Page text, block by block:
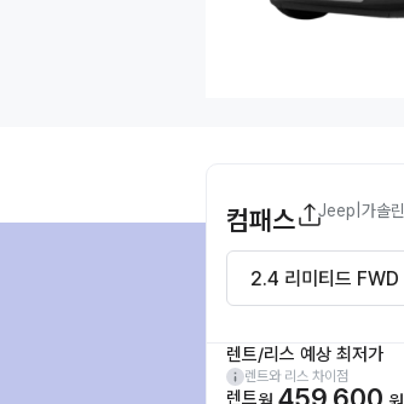
컴패스 Jeep 가솔린
렌트/리스 예상 최저가
렌트와 리스 차이점
렌트